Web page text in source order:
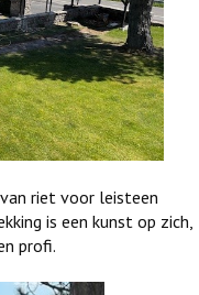
riet voor leisteen
is een kunst op zich,
profi.